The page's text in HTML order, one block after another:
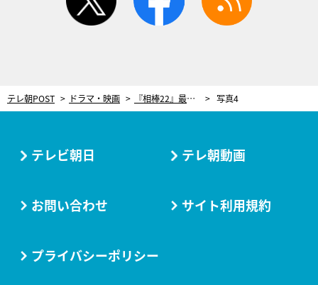
テレ朝POST ドラマ・映画 『相棒22』最終回SPにフルメンバー集結！豪華ゲストも参戦で2週連続放送 写真4
テレビ朝日 テレ朝動画
お問い合わせ サイト利用規約
プライバシーポリシー